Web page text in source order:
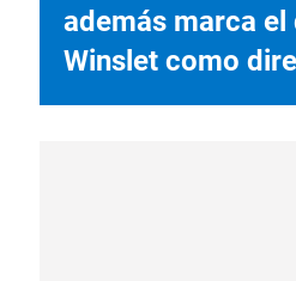
además marca el
Winslet como